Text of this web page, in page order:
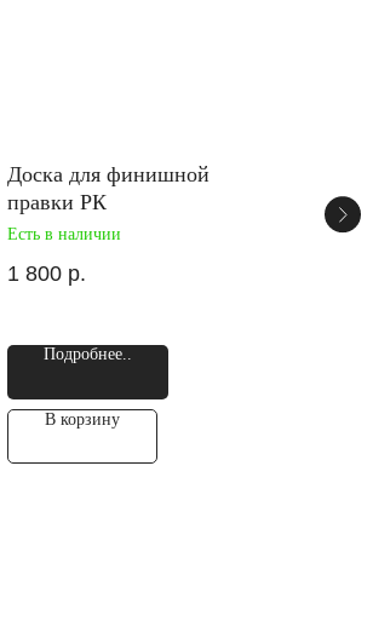
Доска для финишной
правки РК
Есть в наличии
1 800 р.
Подробнее..
В корзину